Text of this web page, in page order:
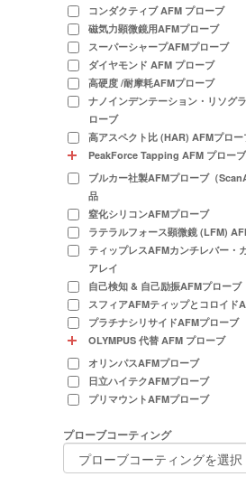
コンダクティブ AFM プローブ
磁気力顕微鏡用AFMプローブ
スーパーシャープAFMプローブ
ダイヤモンド AFM プローブ
高硬度 /耐摩耗AFMプローブ
ナノインデンテーション・リソグ
ローブ
高アスペクト比 (HAR) AFMプロー
PeakForce Tapping AFM プロー
ブルカー社製AFMプローブ（
品
窒化シリコンAFMプローブ
ラテラルフォース顕微鏡 (LFM)
ティップレスAFMカンチレバー・
アレイ
自己検知 & 自己励振AFMプローブ
スフィアAFMティップとコロイド
プラチナシリサイドAFMプローブ
OLYMPUS 代替 AFM プローブ
オリンパスAFMプローブ
日立ハイテクAFMプローブ
プリマウントAFMプローブ
プローブコーティング